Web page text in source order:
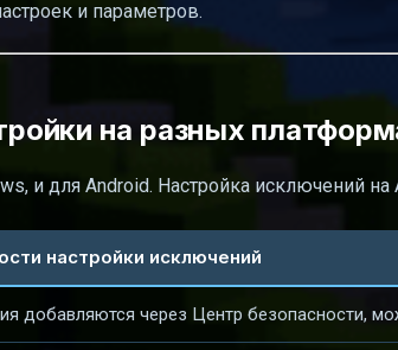
и параметров.
на разных
и для Android. Настройка исключений на
настройки исключений
добавляются через Центр безопасности,